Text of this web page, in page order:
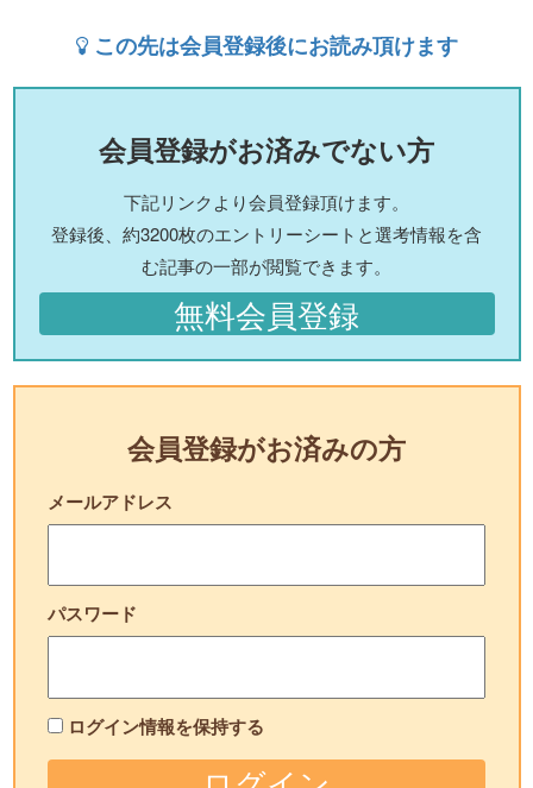
この先は会員登録後にお読み頂けます
会員登録がお済みでない方
下記リンクより会員登録頂けます。
登録後、約3200枚のエントリーシートと選考情報を含
む記事の一部が閲覧できます。
無料会員登録
会員登録がお済みの方
メールアドレス
パスワード
ログイン情報を保持する